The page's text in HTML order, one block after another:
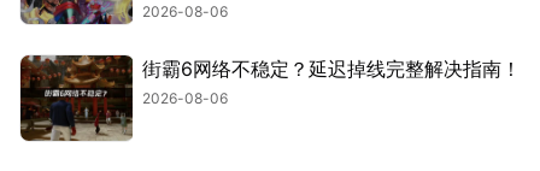
2026-08-06
街霸6网络不稳定？延迟掉线完整解决指南！
2026-08-06